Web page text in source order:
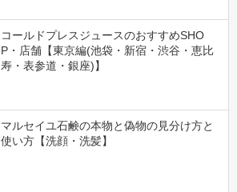
コールドプレスジュースのおすすめSHO
P・店舗【東京編(池袋・新宿・渋谷・恵比
寿・表参道・銀座)】
マルセイユ石鹸の本物と偽物の見分け方と
使い方【洗顔・洗髪】